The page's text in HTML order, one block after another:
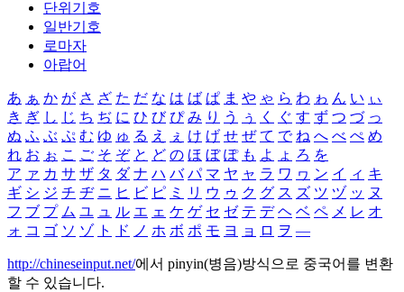
단위기호
일반기호
로마자
아랍어
あ ぁ か が さ ざ た だ な は ば ぱ ま や ゃ ら わ ゎ ん い ぃ
き ぎ し じ ち ぢ に ひ び ぴ み り う ぅ く ぐ す ず つ づ っ
ぬ ふ ぶ ぷ む ゆ ゅ る え ぇ け げ せ ぜ て で ね へ べ ぺ め
れ お ぉ こ ご そ ぞ と ど の ほ ぼ ぽ も よ ょ ろ を
ア ァ カ サ ザ タ ダ ナ ハ バ パ マ ヤ ャ ラ ワ ヮ ン イ ィ キ
ギ シ ジ チ ヂ ニ ヒ ビ ピ ミ リ ウ ゥ ク グ ス ズ ツ ヅ ッ ヌ
フ ブ プ ム ユ ュ ル エ ェ ケ ゲ セ ゼ テ デ ヘ ベ ペ メ レ オ
ォ コ ゴ ソ ゾ ト ド ノ ホ ボ ポ モ ヨ ョ ロ ヲ ―
http://chineseinput.net/에서 pinyin(병음)방식으로 중국어를 변환
할 수 있습니다.